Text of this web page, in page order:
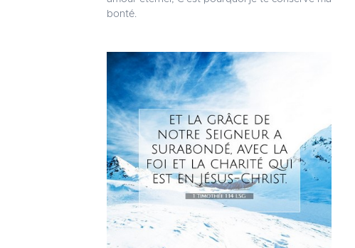
bonté.